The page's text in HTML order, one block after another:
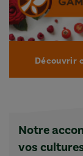
Découvrir
Notre
vos